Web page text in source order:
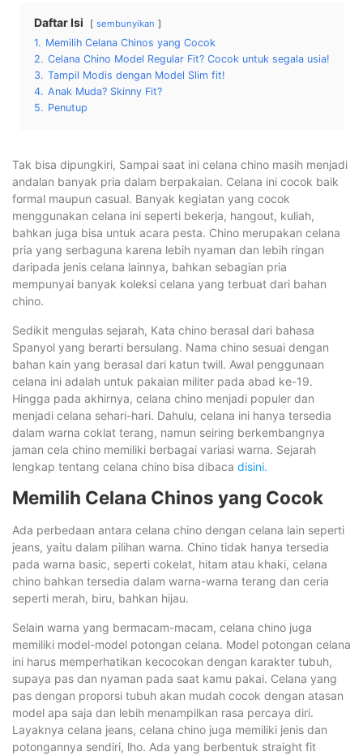
Daftar Isi sembunyikan
1. Memilih Celana Chinos yang Cocok
2. Celana Chino Model Regular Fit? Cocok untuk segala usia!
3. Tampil Modis dengan Model Slim fit!
4. Anak Muda? Skinny Fit?
5. Penutup
Tak bisa dipungkiri, Sampai saat ini celana chino masih menjadi
andalan banyak pria dalam berpakaian. Celana ini cocok baik
formal maupun casual. Banyak kegiatan yang cocok
menggunakan celana ini seperti bekerja, hangout, kuliah,
bahkan juga bisa untuk acara pesta. Chino merupakan celana
pria yang serbaguna karena lebih nyaman dan lebih ringan
daripada jenis celana lainnya, bahkan sebagian pria
mempunyai banyak koleksi celana yang terbuat dari bahan
chino.
Sedikit mengulas sejarah, Kata chino berasal dari bahasa
Spanyol yang berarti bersulang. Nama chino sesuai dengan
bahan kain yang berasal dari katun twill. Awal penggunaan
celana ini adalah untuk pakaian militer pada abad ke-19.
Hingga pada akhirnya, celana chino menjadi populer dan
menjadi celana sehari-hari. Dahulu, celana ini hanya tersedia
dalam warna coklat terang, namun seiring berkembangnya
jaman cela chino memiliki berbagai variasi warna. Sejarah
lengkap tentang celana chino bisa dibaca disini.
Memilih Celana Chinos yang Cocok
Ada perbedaan antara celana chino dengan celana lain seperti
jeans, yaitu dalam pilihan warna. Chino tidak hanya tersedia
pada warna basic, seperti cokelat, hitam atau khaki, celana
chino bahkan tersedia dalam warna-warna terang dan ceria
seperti merah, biru, bahkan hijau.
Selain warna yang bermacam-macam, celana chino juga
memiliki model-model potongan celana. Model potongan celana
ini harus memperhatikan kecocokan dengan karakter tubuh,
supaya pas dan nyaman pada saat kamu pakai. Celana yang
pas dengan proporsi tubuh akan mudah cocok dengan atasan
model apa saja dan lebih menampilkan rasa percaya diri.
Layaknya celana jeans, celana chino juga memiliki jenis dan
potongannya sendiri, lho. Ada yang berbentuk straight fit